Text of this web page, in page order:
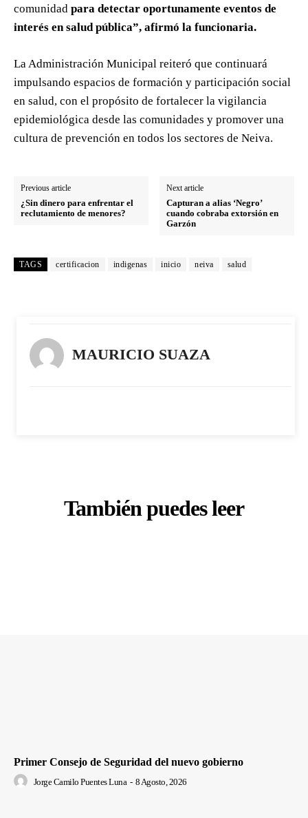
comunidad para detectar oportunamente eventos de
interés en salud pública”, afirmó la funcionaria.
La Administración Municipal reiteró que continuará
impulsando espacios de formación y participación social
en salud, con el propósito de fortalecer la vigilancia
epidemiológica desde las comunidades y promover una
cultura de prevención en todos los sectores de Neiva.
Previous article
¿Sin dinero para enfrentar el
reclutamiento de menores?
Next article
Capturan a alias ‘Negro’
cuando cobraba extorsión en
Garzón
TAGS certificacion indigenas inicio neiva salud
MAURICIO SUAZA
También puedes leer
Primer Consejo de Seguridad del nuevo gobierno
Jorge Camilo Puentes Luna - 8 Agosto, 2026